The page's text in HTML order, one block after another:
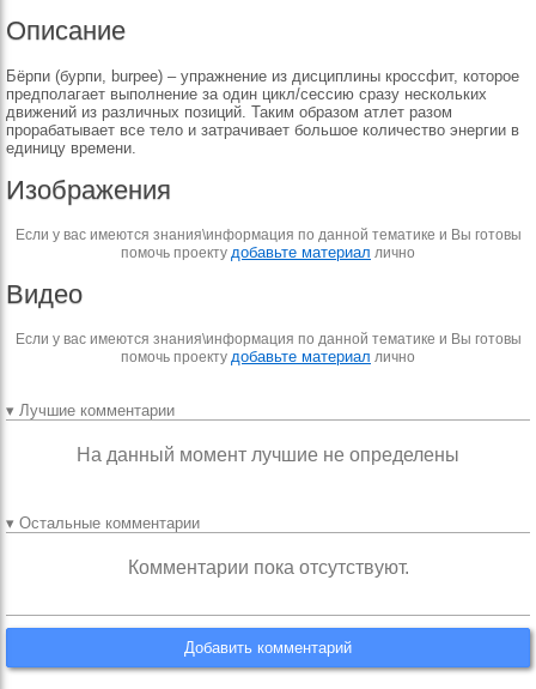
Описание
Бёрпи (бурпи, burpee) – упражнение из дисциплины кроссфит, которое
предполагает выполнение за один цикл/сессию сразу нескольких
движений из различных позиций. Таким образом атлет разом
прорабатывает все тело и затрачивает большое количество энергии в
единицу времени.
Изображения
Если у вас имеются знания\информация по данной тематике и Вы готовы
помочь проекту добавьте материал лично
Видео
Если у вас имеются знания\информация по данной тематике и Вы готовы
помочь проекту добавьте материал лично
▾ Лучшие комментарии
На данный момент лучшие не определены
▾ Остальные комментарии
Комментарии пока отсутствуют.
Добавить комментарий